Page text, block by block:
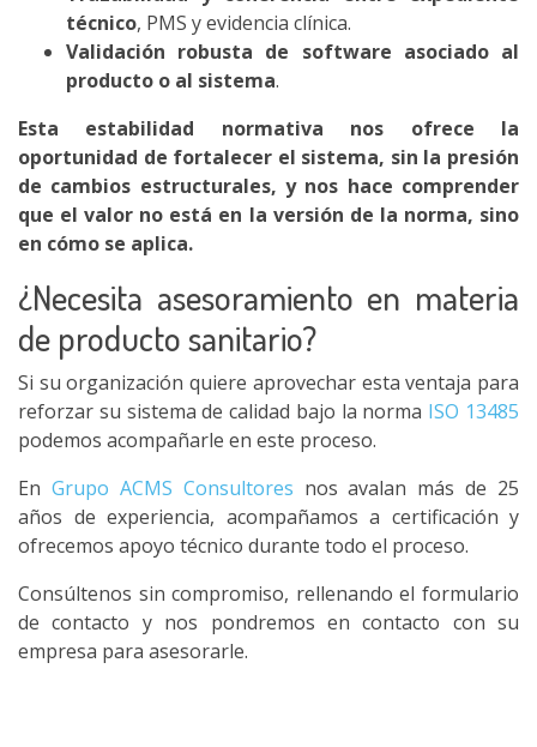
técnico, PMS y evidencia clínica.
Validación robusta de software asociado al
producto o al sistema.
Esta estabilidad normativa nos ofrece la
oportunidad de fortalecer el sistema, sin la presión
de cambios estructurales, y nos hace comprender
que el valor no está en la versión de la norma, sino
en cómo se aplica.
¿Necesita asesoramiento en materia
de producto sanitario?
Si su organización quiere aprovechar esta ventaja para
reforzar su sistema de calidad bajo la norma ISO 13485
podemos acompañarle en este proceso.
En Grupo ACMS Consultores nos avalan más de 25
años de experiencia, acompañamos a certificación y
ofrecemos apoyo técnico durante todo el proceso.
Consúltenos sin compromiso, rellenando el formulario
de contacto y nos pondremos en contacto con su
empresa para asesorarle.